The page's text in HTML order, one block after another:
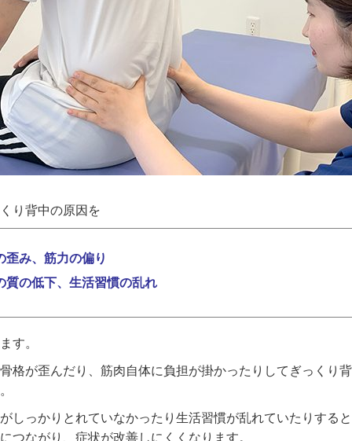
り背中の原因を
歪み、 筋力の偏り
質の低下、 生活習慣の乱れ
す。
格が歪んだり、筋肉自体に負担が掛かったりしてぎっくり
しっかりとれていなかったり生活習慣が乱れていたりする
つながり、症状が改善しにくくなります。